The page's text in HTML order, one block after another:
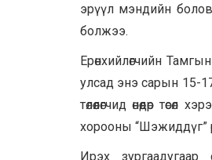
эрүүл мэндийн
болжээ.
Ерөнхийлөгчийн
улсад энэ сарын 15-
төлөөлөгчид өнөөдөр
хорооны “Шэжиддүг”
Ирэх